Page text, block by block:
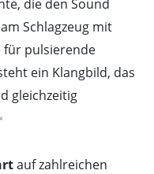
die den Sound
Schlagzeug mit
für pulsierende
ein Klangbild, das
gleichzeitig
auf zahlreichen